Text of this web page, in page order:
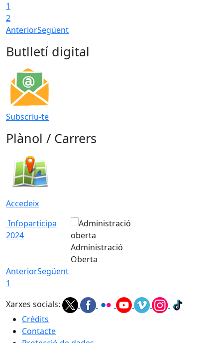
1
2
AnteriorSegüent
Butlletí digital
Subscriu-te
Plànol / Carrers
Accedeix
Infoparticipa
2024
Administració
Oberta
AnteriorSegüent
1
Xarxes socials:
Crèdits
Contacte